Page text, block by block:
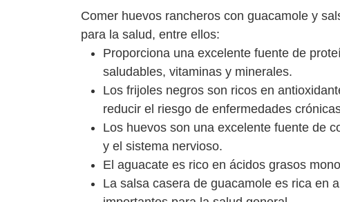
Comer huevos rancheros con guacamole y
para la salud, entre ellos:
Proporciona una excelente fuente de
saludables, vitaminas y minerales.
Los frijoles negros son ricos en
reducir el riesgo de enfermedades
Los huevos son una excelente fuente de
y el sistema nervioso.
El aguacate es rico en ácidos grasos
La salsa casera de guacamole es rica en